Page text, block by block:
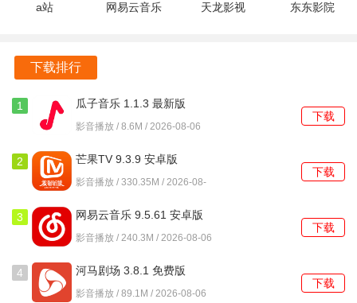
a站
网易云音乐
天龙影视
东东影院
下载排行
1 瓜子音乐 1.1.3 最新版
影音播放 / 8.6M / 2026-08-06
下载
2 芒果TV 9.3.9 安卓版
影音播放 / 330.35M / 2026-08-
下载
3 网易云音乐 9.5.61 安卓版
影音播放 / 240.3M / 2026-08-06
下载
4 河马剧场 3.8.1 免费版
影音播放 / 89.1M / 2026-08-06
下载